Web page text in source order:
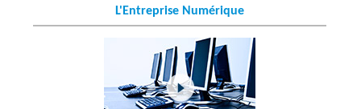
L'Entreprise Numérique